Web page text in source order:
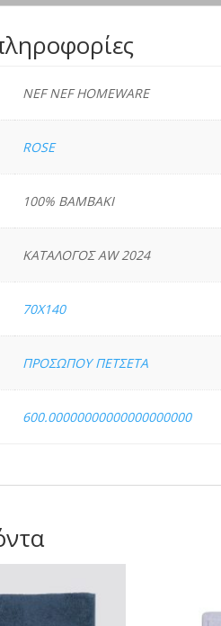
NEF NEF HOMEWARE
ROSE
100% BAMBAKI
ΚΑΤΑΛΟΓΟΣ AW 2024
70X140
ΠΡΟΣΩΠΟΥ ΠΕΤΣΕΤΑ
600.00000000000000000000